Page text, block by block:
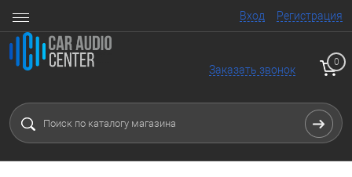
Вход Регистрация
Заказать звонок
0